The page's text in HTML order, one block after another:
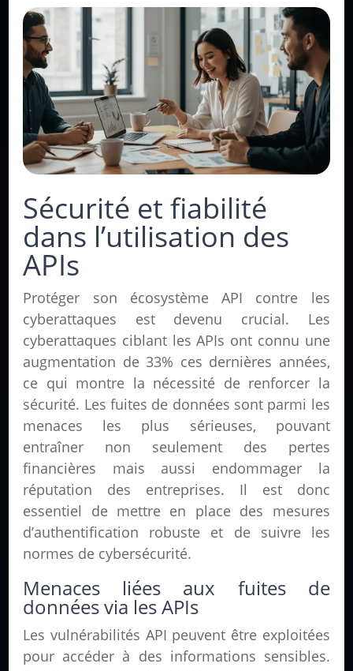
Sécurité et fiabilité
dans l’utilisation des
APIs
Protéger son écosystème API contre les
cyberattaques est devenu crucial. Les
cyberattaques ciblant les APIs ont connu une
augmentation de 33% ces dernières années,
ce qui montre la nécessité de renforcer la
sécurité. Les fuites de données sont parmi les
menaces les plus sérieuses, pouvant
entraîner non seulement des pertes
financières mais aussi endommager la
réputation des entreprises. Il est donc
essentiel de mettre en place des mesures
d’authentification robuste et de suivre les
normes de cybersécurité.
Menaces liées aux fuites de
données via les APIs
Les vulnérabilités API peuvent être exploitées
pour accéder à des informations sensibles.